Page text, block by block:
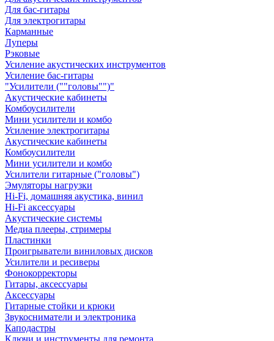
Для бас-гитары
Для электрогитары
Карманные
Луперы
Рэковые
Усиление акустических инструментов
Усиление бас-гитары
"Усилители (""головы"")"
Акустические кабинеты
Комбоусилители
Мини усилители и комбо
Усиление электрогитары
Акустические кабинеты
Комбоусилители
Мини усилители и комбо
Усилители гитарные ("головы")
Эмуляторы нагрузки
Hi-Fi, домашняя акустика, винил
Hi-Fi аксессуары
Акустические системы
Медиа плееры, стримеры
Пластинки
Проигрыватели виниловых дисков
Усилители и ресиверы
Фонокорректоры
Гитары, аксессуары
Аксессуары
Гитарные стойки и крюки
Звукосниматели и электроника
Каподастры
Ключи и инструменты для ремонта